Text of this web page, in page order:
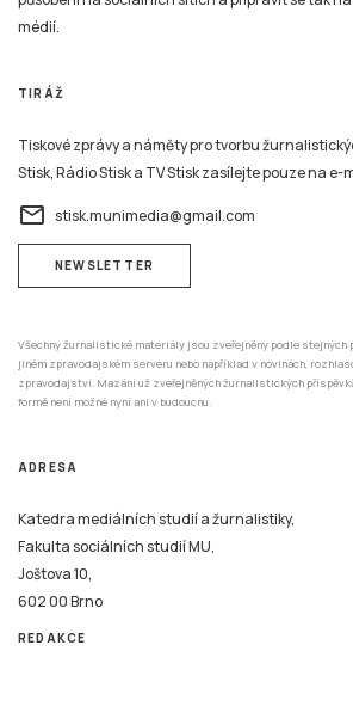
médií.
TIRÁŽ
Tiskové zprávy a náměty pro tvorbu
Stisk, Rádio Stisk a TV Stisk zasílejte pouze na e-
email stisk.munimedia@gmail.com
NEWSLETTER
Všechny žurnalistické materiály jsou zveřejněny podle stejných
jiném zpravodajském serveru nebo například v novinách,
zpravodajství. Mazání už zveřejněných žurnalistických
formě není možné nyní ani v budoucnu.
ADRESA
Katedra mediálních studií a žurnalistiky,
Fakulta sociálních studií MU,
Joštova 10,
602 00 Brno
REDAKCE